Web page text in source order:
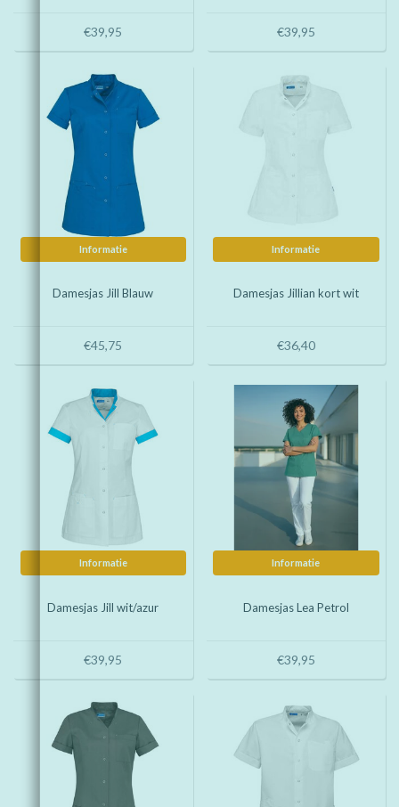
€39,95 €39,95
Informatie
Damesjas Jill Blauw
€45,75
Informatie
Damesjas Jillian kort wit
€36,40
Informatie
Damesjas Jill wit/azur
€39,95
Informatie
Damesjas Lea Petrol
€39,95